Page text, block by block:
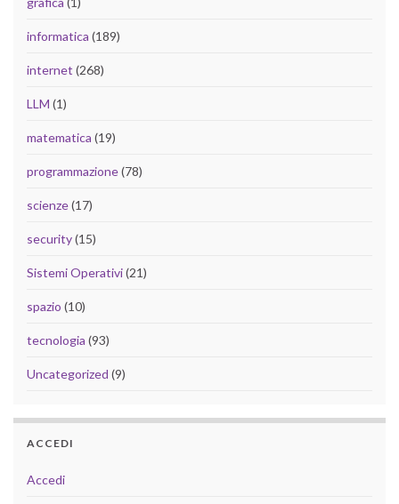
informatica (189)
internet (268)
LLM (1)
matematica (19)
programmazione(78)
scienze(17)
security(15)
Sistemi Operativi(21)
spazio (10)
tecnologia (93)
Uncategorized (9)
ACCEDI
Accedi